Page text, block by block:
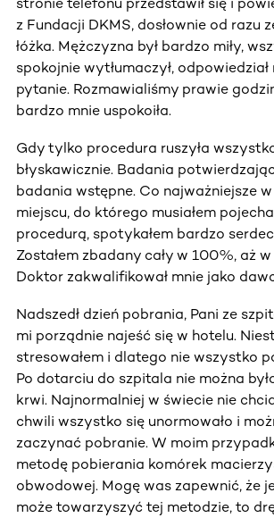
z Fundacji DKMS, dosłownie od razu
łóżka. Mężczyzna był bardzo miły,
spokojnie wytłumaczył,
pytanie. Rozmawialiśmy prawie
bardzo mnie uspokoiła.
Gdy tylko procedura ruszyła
błyskawicznie. Badania
badania wstępne. Co najważniejsze
miejscu, do którego musiałem
procedurą, spotykałem bardzo
Zostałem zbadany cały w 100%, aż
Doktor zakwalifikował mnie jako
Nadszedł dzień pobrania, Pani ze
mi porządnie najeść się w hotelu.
stresowałem i dlatego nie wszystko
Po dotarciu do szpitala nie można
krwi. Najnormalniej w świecie nie
chwili wszystko się unormowało i
zaczynać pobranie. W moim
metodę pobierania komórek
obwodowej. Mogę was zapewnić, że
może towarzyszyć tej metodzie, to